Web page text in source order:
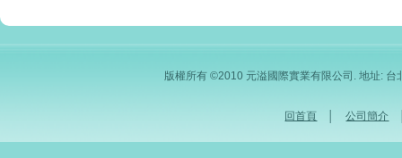
版權所有 ©2010 元溢國際實業有限公司. 地址:
回首頁 │公司簡介